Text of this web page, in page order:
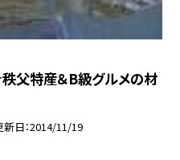
父特産＆B級グルメの材
新日 2014/11/19